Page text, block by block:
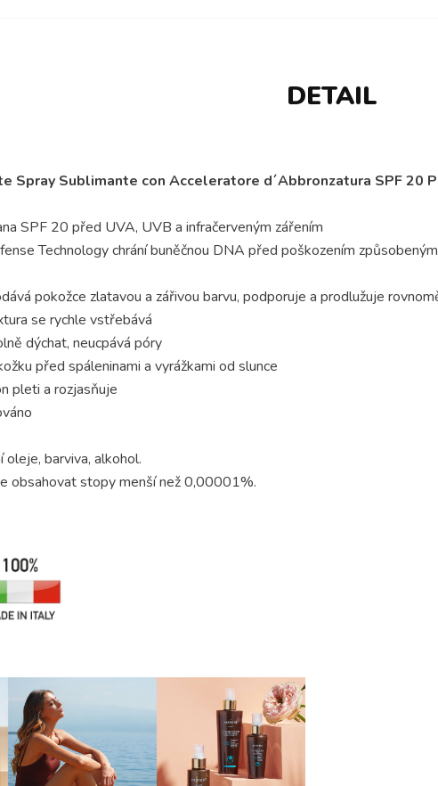
DETAIL
Spray Sublimante con Acceleratore d´Abbronzatura SPF 20
SPF 20 před UVA, UVB a infračerveným zářením
Technology chrání buněčnou DNA před poškozením
pokožce zlatavou a zářivou barvu, podporuje a prodlužuje
se rychle vstřebává
dýchat, neucpává póry
před spáleninami a vyrážkami od slunce
pleti a rozjasňuje
oleje, barviva, alkohol.
obsahovat stopy menší než 0,00001%.